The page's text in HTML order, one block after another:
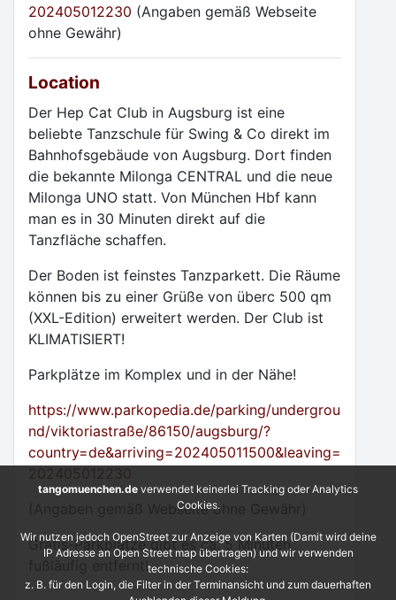
202405012230 (Angaben gemäß Webseite
ohne Gewähr)
Location
Der Hep Cat Club in Augsburg ist eine
beliebte Tanzschule für Swing & Co direkt im
Bahnhofsgebäude von Augsburg. Dort finden
die bekannte Milonga CENTRAL und die neue
Milonga UNO statt. Von München Hbf kann
man es in 30 Minuten direkt auf die
Tanzfläche schaffen.
Der Boden ist feinstes Tanzparkett. Die Räume
können bis zu einer Grüße von überc 500 qm
(XXL-Edition) erweitert werden. Der Club ist
KLIMATISIERT!
Parkplätze im Komplex und in der Nähe!
https://www.parkopedia.de/parking/undergrou
nd/viktoriastraße/86150/augsburg/?
country=de&arriving=202405011500&leaving=
202405012230
(Angaben gemäß Webseite ohne Gewähr)
Gratis-Parkplätze gibt es ca. 5 Minuten
fußläufig entfernt!
tangomuenchen.de verwendet keinerlei Tracking oder Analytics
Cookies.
Wir nutzen jedoch OpenStreet zur Anzeige von Karten (Damit wird deine
IP Adresse an Open Street map übertragen) und wir verwenden
technische Cookies:
z. B. für den Login, die Filter in der Terminansicht und zum dauerhaften